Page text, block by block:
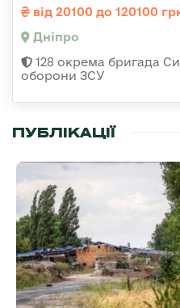
від 20100 до 120100
Дніпро
128 окрема бригада
оборони ЗСУ
ПУБЛІКАЦІЇ